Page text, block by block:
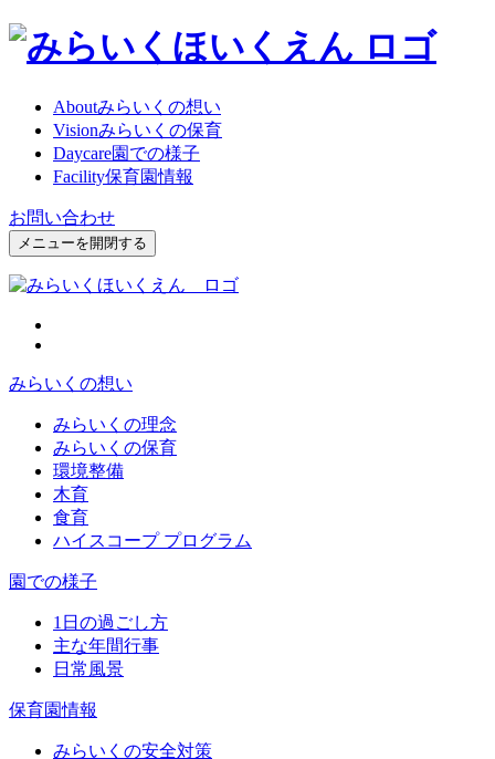
Aboutみらいくの想い
Visionみらいくの保育
Daycare園での様子
Facility保育園情報
お問い合わせ
メニューを開閉する
みらいくの想い
みらいくの理念
みらいくの保育
環境整備
木育
食育
ハイスコープ プログラム
園での様子
1日の過ごし方
主な年間行事
日常風景
保育園情報
みらいくの安全対策